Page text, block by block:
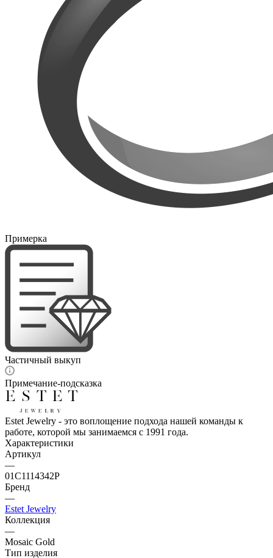
Примерка
Частичный выкуп
Примечание-подсказка
Estet Jewelry - это воплощение подхода нашей команды к
работе, которой мы занимаемся с 1991 года.
Характеристики
Артикул
—
01С1114342Р
Бренд
—
Estet Jewelry
Коллекция
—
Mosaic Gold
Тип изделия